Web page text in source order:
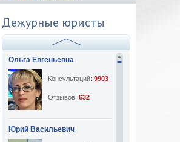
Дежурные юристы
Ольга Евгеньевна
Консультаций: 9903
Отзывов: 632
Юрий Васильевич